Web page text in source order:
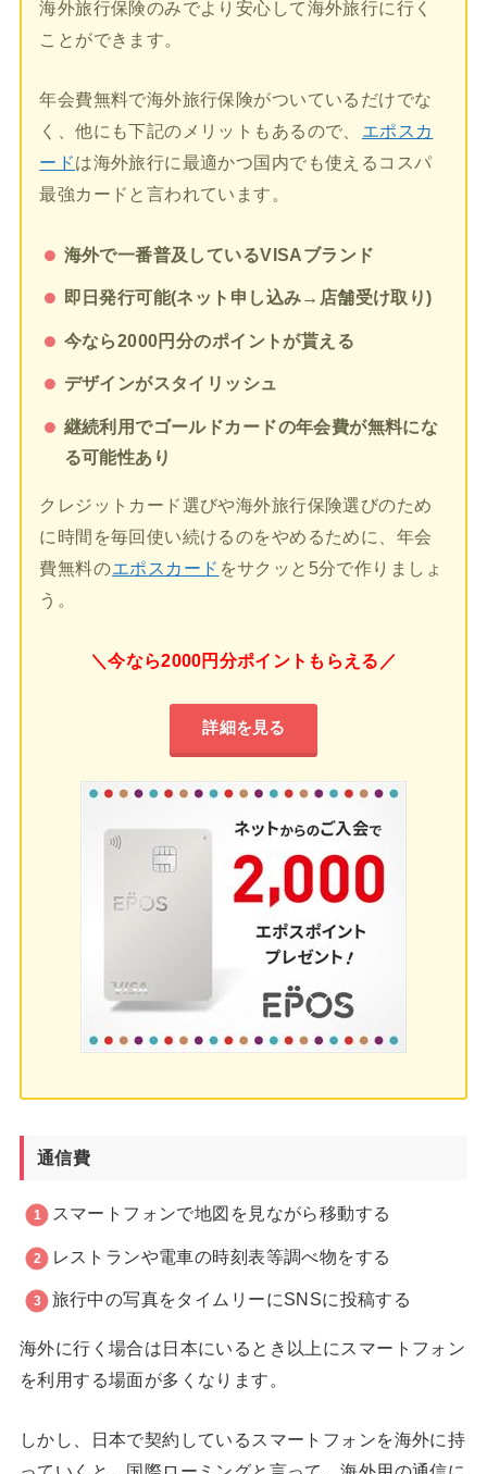
海外旅行保険のみでより安心して海外旅行に行く
ことができます。
年会費無料で海外旅行保険がついているだけでな
く、他にも下記のメリットもあるので、
エポスカ
ードは海外旅行に最適かつ国内でも使えるコスパ
最強カードと言われています。
海外で一番普及しているVISAブランド
即日発行可能(ネット申し込み→店舗受け取り)
今なら2000円分のポイントが貰える
デザインがスタイリッシュ
継続利用でゴールドカードの年会費が無料にな
る可能性あり
クレジットカード選びや海外旅行保険選びのため
に時間を毎回使い続けるのをやめるために、年会
費無料のエポスカード をサクッと5分で作りましょ
う。
＼今なら2000円分ポイントもらえる／
詳細を見る
通信費
スマートフォンで地図を見ながら移動する
レストランや電車の時刻表等調べ物をする
旅行中の写真をタイムリーにSNSに投稿する
海外に行く場合は日本にいるとき以上にスマートフォン
を利用する場面が多くなります。
しかし、日本で契約しているスマートフォンを海外に持